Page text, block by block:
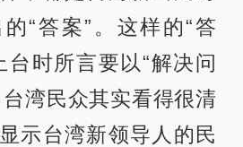
“答案”。这样的“答
台时所言要以“解决问
湾民众其实看得很清
示台湾新领导人的民